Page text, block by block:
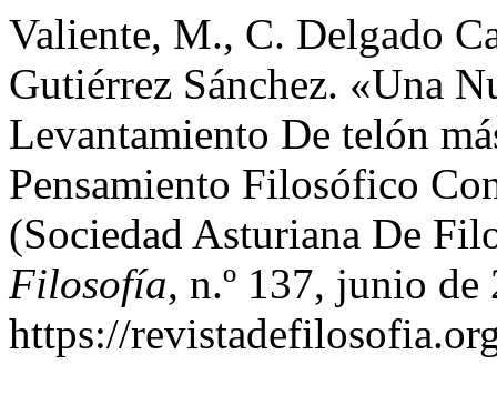
Valiente, M., C. Delgado
Gutiérrez Sánchez. «Una
Levantamiento De telón
Pensamiento Filosófico
(Sociedad Asturiana De
Filosofía, n.º 137, junio
https://